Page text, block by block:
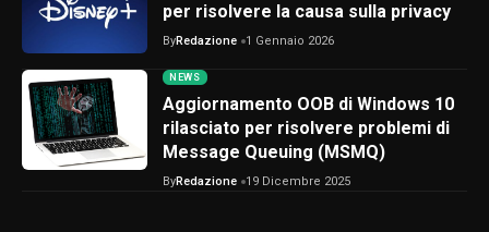
per risolvere la causa sulla privacy
ByRedazione 1 Gennaio 2026
NEWS
Aggiornamento OOB di Windows 10
rilasciato per risolvere problemi di
Message Queuing (MSMQ)
ByRedazione 19 Dicembre 2025